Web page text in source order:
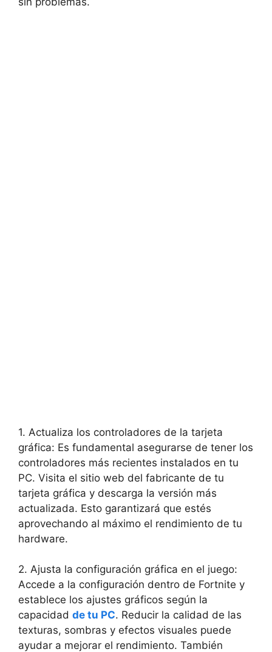
1. Actualiza los controladores de la tarjeta
gráfica: Es fundamental asegurarse de tener los
controladores más recientes instalados en tu
PC. Visita el sitio web del fabricante de tu
tarjeta gráfica y descarga la versión más
actualizada. Esto garantizará que estés
aprovechando al máximo el rendimiento de tu
hardware.
2. Ajusta la configuración gráfica en el juego:
Accede a la configuración dentro de Fortnite y
establece los ajustes gráficos según la
capacidad de tu PC. Reducir la calidad de las
texturas, sombras y efectos visuales puede
ayudar a mejorar el rendimiento. También